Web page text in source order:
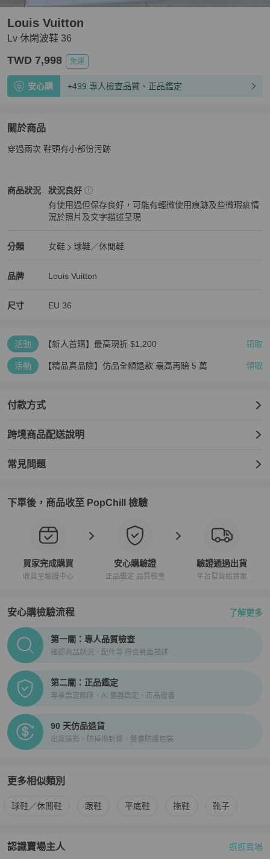
Lv 休閑波鞋 36
Louis Vuitton
TWD 7,998 免運
安心購 +499 專人檢查品質、正品鑑定
關於商品
關於Lv 休閑波鞋 36商品詳情與購買須知
穿過兩次 鞋頭有小部份污跡
商品狀況
Louis Vuitton女鞋商品狀態與細節
狀況良好
有使用過但保存良好，可能有輕微使用痕跡及些微瑕疵情
況於照片及文字描述呈現
分類
Louis Vuitton女鞋 分類資訊
女鞋
球鞋／休閒鞋
品牌
Louis Vuitton精品女鞋品牌介紹
Louis Vuitton
Louis Vuitton推薦清單
尺寸 EU 36
活動 【新人首購】最高現折 $1,200 領取
活動 【精品真品險】仿品全額退款 最高再賠 5 萬 領取
付款方式
跨境商品配送說明
常見問題
下單後，商品收至 PopChill 檢驗
買家完成購買
收貨至驗證中心
安心購驗證
正品鑑定 品質檢查
驗證通過出貨
平台發貨給買家
安心購檢驗流程 了解更多
PopChill拍拍圈正品驗證、安心購檢驗流程介紹
第一關：專人品質檢查
確認商品狀況、配件等 符合頁面描述
第二關：正品鑑定
專業鑑定團隊、AI 儀器鑑定、正品證書
90 天仿品退貨
出貨錄影、防掉換封條、雙重防護包裝
更多相似類別
更多Louis Vuitton 女鞋相似商品推薦
球鞋／休閒鞋 跟鞋 平底鞋 拖鞋 靴子
認識賣場主人
PopChill 拍拍圈嚴選賣家
逛逛賣場